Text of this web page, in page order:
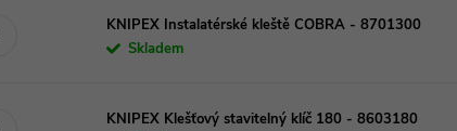
KNIPEX Instalatérské kleště COBRA - 8701300
Skladem
KNIPEX Klešťový stavitelný klíč 180 - 8603180